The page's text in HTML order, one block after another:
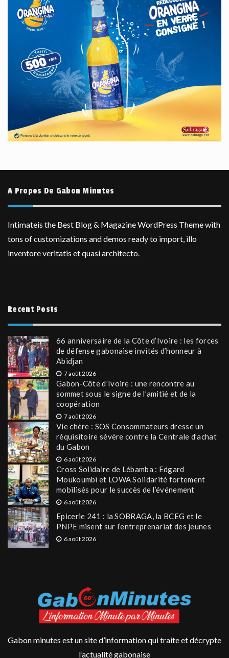
A Propos De Gabon Minutes
Intimateis the Best Blog & Magazine WordPress Theme with
tons of customizations and demos ready to import, illo
inventore veritatis et quasi architecto.
Recent Posts
66 anniversaire de la Côte d’Ivoire : les forces
de défense gabonaise invités d’honneur à
Abidjan
7 août 2026
Gabon-Côte d’Ivoire : une rencontre au
sommet sous le signe de l’amitié et de la
coopération
7 août 2026
Vie chère : SOS Consommateurs dresse un
réquisitoire sévère contre la Centrale d’achat
du Gabon
6 août 2026
Cross Solidaire de Lébamba : Edgard
Moukoumbi et LOWA Solidarité fortement
mobilisés pour le succès de l’événement
6 août 2026
Epicerie 241 : la SOBRAGA, la BCEG et le
PNPE misent sur l’entreprenariat des jeunes
6 août 2026
Gabon minutes est un site d’information qui traite et décrypte
l’actualité gabonaise